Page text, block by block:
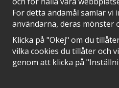
SNABB
EN DEL
För detta ändamål samlar vi
användarna, deras mönster
Klicka på "Okej" om du
vilka cookies du tillåter och
genom att klicka på